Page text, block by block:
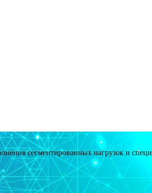
сегментированных нагрузок и